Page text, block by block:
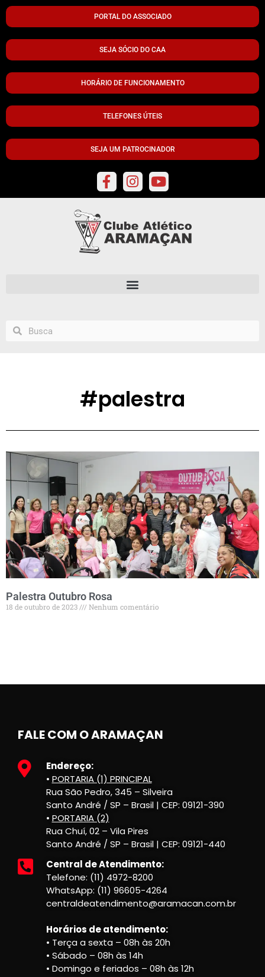
PORTAL DO ASSOCIADO
SEJA SÓCIO DO CAA
HORÁRIO DE FUNCIONAMENTO
TELEFONES ÚTEIS
SEJA UM PATROCINADOR
#palestra
Palestra Outubro Rosa
18 de outubro de 2023 Nenhum comentário
FALE COM O ARAMAÇAN
Endereço:
• PORTARIA (1) PRINCIPAL
Rua São Pedro, 345 – Silveira
Santo André / SP – Brasil | CEP: 09121-390
• PORTARIA (2)
Rua Chuí, 02 – Vila Pires
Santo André / SP – Brasil | CEP: 09121-440
Central de Atendimento:
Telefone: (11) 4972-8200
WhatsApp: (11) 96605-4264
centraldeatendimento@aramacan.com.br
Horários de atendimento:
• Terça a sexta – 08h às 20h
• Sábado – 08h às 14h
• Domingo e feriados – 08h às 12h